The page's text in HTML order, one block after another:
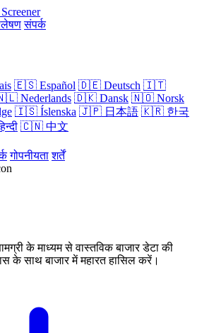
संपर्क
🇪🇸 Español 🇩🇪 Deutsch 🇮🇹
Nederlands 🇩🇰 Dansk 🇳🇴 Norsk
🇮🇸 Íslenska 🇯🇵 日本語 🇰🇷 한국
🇨🇳 中文
गोपनीयता शर्तें
के माध्यम से वास्तविक बाजार डेटा की
के साथ बाजार में महारत हासिल करें।